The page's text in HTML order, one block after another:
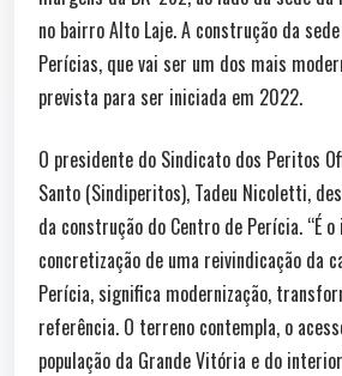
no bairro Alto Laje. A construção da
Perícias, que vai ser um dos mais
prevista para ser iniciada em 2022.
O presidente do Sindicato dos Peritos
Santo (Sindiperitos), Tadeu Nicoletti,
da construção do Centro de Perícia. “É
concretização de uma reivindicação da
Perícia, significa modernização,
referência. O terreno contempla, o
população da Grande Vitória e do